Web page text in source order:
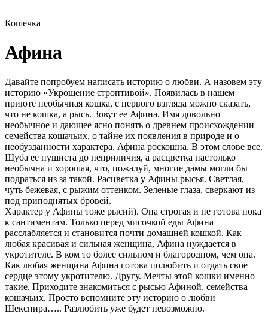
Кошечка
Афина
Давайте попробуем написать историю о любви. А назовем эту
историю «Укрощение строптивой». Появилась в нашем
приюте необычная кошка, с первого взгляда можно сказать,
что не кошка, а рысь. Зовут ее Афина. Имя довольно
необычное и дающее ясно понять о древнем происхождении
семейства кошачьих, о тайне их появления в природе и о
необузданности характера. Афина роскошна. В этом слове все.
Шуба ее пушиста до неприличия, а расцветка настолько
необычна и хорошая, что, пожалуй, многие дамы могли бы
подраться из за такой. Расцветка у Афины рысья. Светлая,
чуть бежевая, с рыжим оттенком. Зеленые глаза, сверкают из
под приподнятых бровей.
Характер у Афины тоже рысий). Она строгая и не готова пока
к сантиментам. Только перед мисочкой еды Афина
расслабляется и становится почти домашней кошкой. Как
любая красивая и сильная женщина, Афина нуждается в
укротителе. В ком то более сильном и благородном, чем она.
Как любая женщина Афина готова полюбить и отдать свое
сердце этому укротителю. Другу. Мечты этой кошки именно
такие. Приходите знакомиться с рысью Афиной, семейства
кошачьих. Просто вспомните эту историю о любви
Шекспира….. Разлюбить уже будет невозможно.